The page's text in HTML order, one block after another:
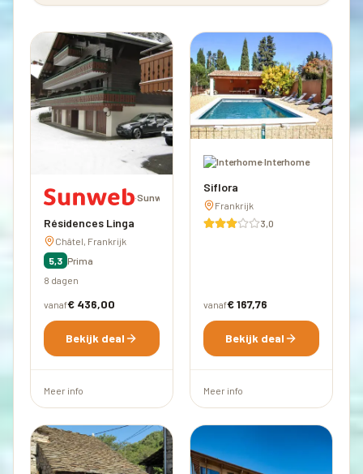
·Sunweb
Résidences Linga
Châtel, Frankrijk
5,3 Prima
8 dagen
vanaf€ 436,00
Bekijk deal
Meer info
·Interhome
Siflora
Frankrijk
3,0
vanaf€ 167,76
Bekijk deal
Meer info